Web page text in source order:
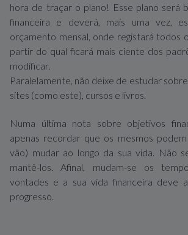
hora de traçar o plano! Esse plano será
financeira e deverá, mais uma vez,
orçamento mensal, onde registará todos
partir do qual ficará mais ciente dos
modificar.
Paralelamente, não deixe de estudar
sites (como este), cursos e livros.
Numa última nota sobre objetivos
apenas recordar que os mesmos
vão) mudar ao longo da sua vida. Não
mantê-los. Afinal, mudam-se os
vontades e a sua vida financeira deve
progresso.